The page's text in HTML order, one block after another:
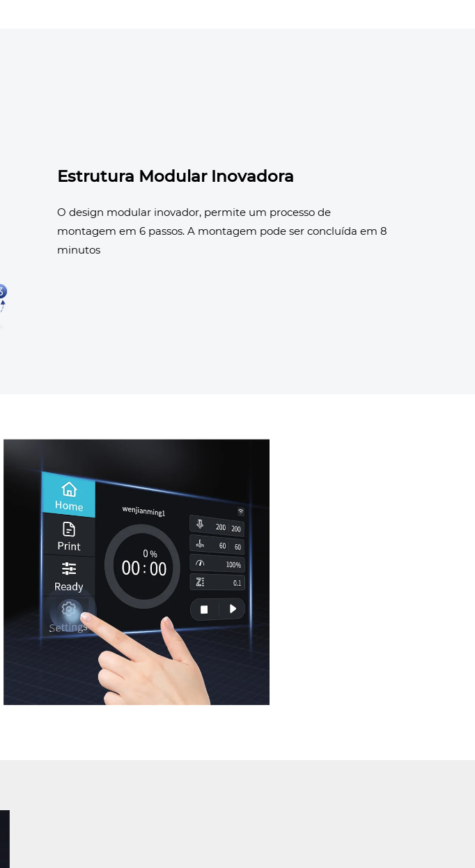
Estrutura Modular Inovadora
O design modular inovador, permite um processo de
montagem em 6 passos. A montagem pode ser concluída em 8
minutos